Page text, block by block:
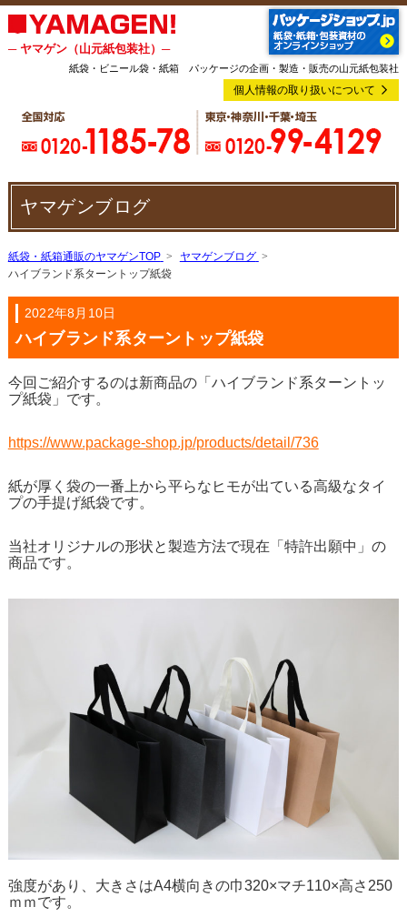
─ ヤマゲン（山元紙包装社）─
紙袋・ビニール袋・紙箱 パッケージの企画・製造・販売の山元紙包装社
個人情報の取り扱いについて
ヤマゲンブログ
紙袋・紙箱通販のヤマゲンTOP
ヤマゲンブログ
ハイブランド系ターントップ紙袋
2022年8月10日
ハイブランド系ターントップ紙袋
今回ご紹介するのは新商品の「ハイブランド系ターントッ
プ紙袋」です。
https://www.package-shop.jp/products/detail/736
紙が厚く袋の一番上から平らなヒモが出ている高級なタイ
プの手提げ紙袋です。
当社オリジナルの形状と製造方法で現在「特許出願中」の
商品です。
強度があり、大きさはA4横向きの巾320×マチ110×高さ250
ｍｍです。